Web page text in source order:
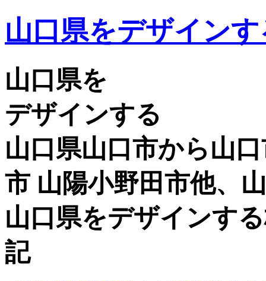
山口県をデザイン
山口県を
デザインする
山口県山口市から山
市 山陽小野田市他、
山口県をデザインす
記